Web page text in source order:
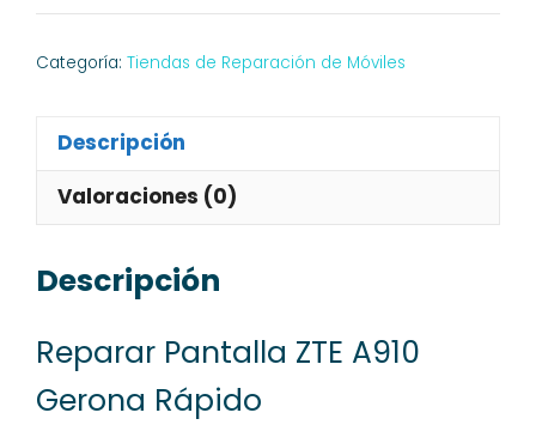
Categoría: Tiendas de Reparación de Móviles
Descripción
Valoraciones (0)
Descripción
Reparar Pantalla ZTE A910
Gerona Rápido